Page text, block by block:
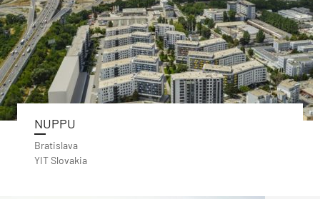
NUPPU
Bratislava
YIT Slovakia